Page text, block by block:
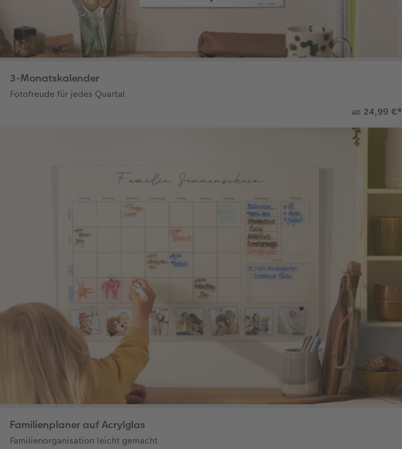
3-Monatskalender
Fotofreude für jedes Quartal
ab 24,99 €*
Familienplaner auf Acrylglas
Familienorganisation leicht gemacht